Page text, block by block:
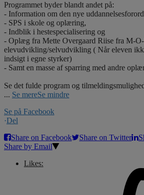
Programmet byder blandt andet på:
- Information om den nye
- SPS i skole og oplæring,
- Indblik i hestespecialisering og
- Oplæg fra Mette Overgaard Riise fra M-
elevudvikling/selvudvikling ( Når eleven
indsigt i egne styrker)
- Samt en masse af sparring med andre
Se det fulde program og
... Se mereSe mindre
Se på Facebook
·Del
Share on Facebook
Share on Twitter
Share by Email
Likes: